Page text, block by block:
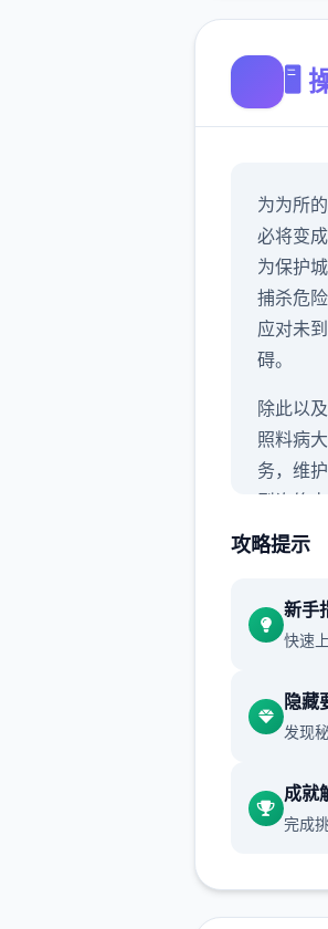
🖥️
为为所
必将变
为保护
捕杀危
应对未
碍。
除此以
照料病
务，维
型许终
病重的谜
臂绘黑
的空间
的黑白
独特对
数以万
攻略提示
新手
快速
隐藏
发现
成就
完成